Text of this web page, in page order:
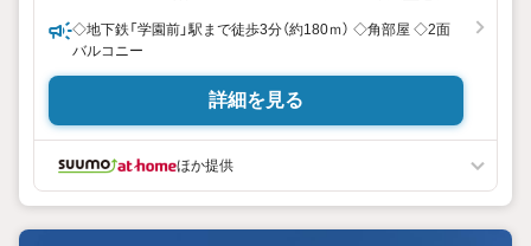
◇地下鉄「学園前」駅まで徒歩3分（約180ｍ） ◇角部屋 ◇2面
バルコニー
詳細を見る
ほか提供